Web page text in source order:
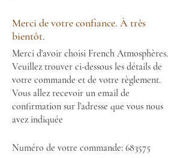
Merci de votre confiance. À très
bientôt.
Merci d'avoir choisi French Atmosphères.
Veuillez trouver ci-dessous les détails de
votre commande et de votre règlement.
Vous allez recevoir un email de
confirmation sur l'adresse que vous nous
avez indiquée
Numéro de votre commande: 683575